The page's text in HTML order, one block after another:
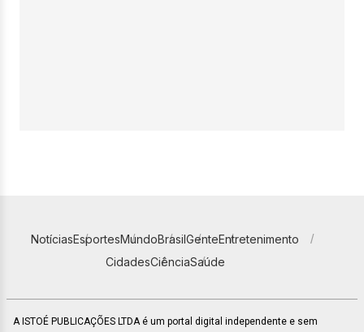
NotíciasEsportesMundoBrasilGenteEntretenimento
CidadesCiênciaSaúde
A ISTOÉ PUBLICAÇÕES LTDA é um portal digital independente e sem